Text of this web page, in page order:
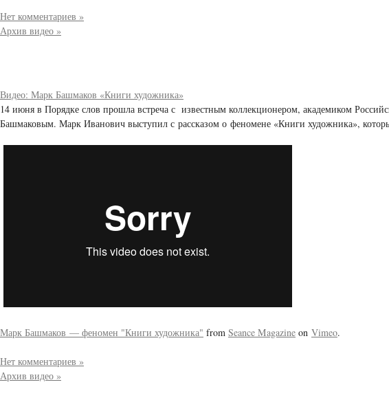
Нет комментариев »
Архив видео »
Видео: Марк Башмаков «Книги художника»
14 июня в Порядке слов прошла встреча с известным коллекционером, академиком
Башмаковым. Марк Иванович выступил с рассказом о феномене «Книги художника»,
Марк Башмаков — феномен "Книги художника" from Seance Magazine on Vimeo.
Нет комментариев »
Архив видео »